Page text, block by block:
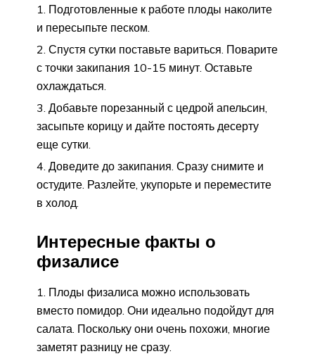
Подготовленные к работе плоды наколите
и пересыпьте песком.
Спустя сутки поставьте вариться. Поварите
с точки закипания 10-15 минут. Оставьте
охлаждаться.
Добавьте порезанный с цедрой апельсин,
засыпьте корицу и дайте постоять десерту
еще сутки.
Доведите до закипания. Сразу снимите и
остудите. Разлейте, укупорьте и переместите
в холод.
Интересные факты о
физалисе
Плоды физалиса можно использовать
вместо помидор. Они идеально подойдут для
салата. Поскольку они очень похожи, многие
заметят разницу не сразу.